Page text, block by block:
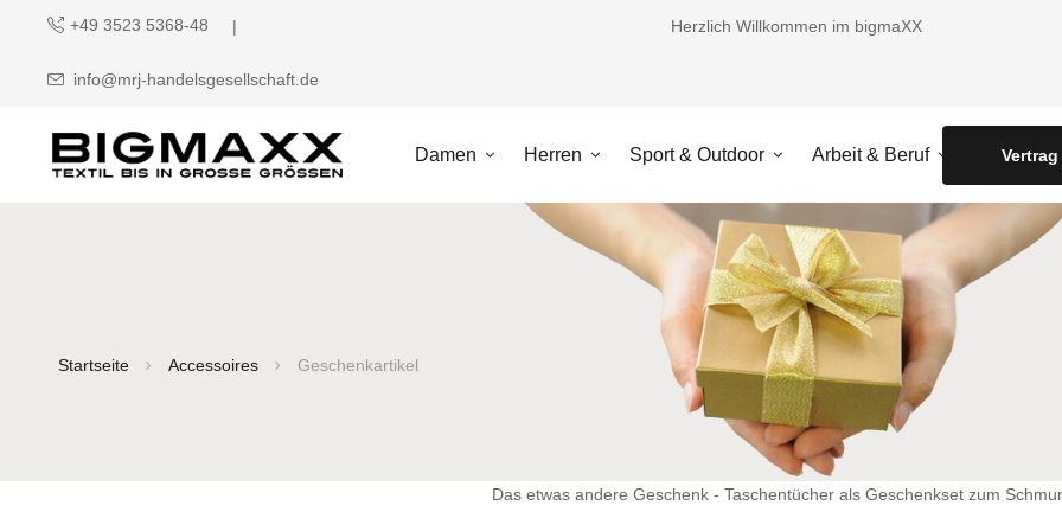
+49 3523 5368-48
info@mrj-handelsgesellschaft.de
Herzlich Willkommen im bigmaXX
Damen Herren Sport & Outdoor Arbeit & Beruf
Startseite Accessoires Geschenkartikel
Das etwas andere Geschenk - Taschentücher als Geschenkset zum